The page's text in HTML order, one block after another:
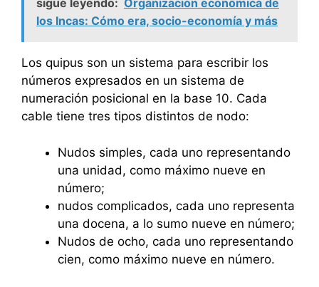
sigue leyendo: Organización económica de
los Incas: Cómo era, socio-economía y más
Los quipus son un sistema para escribir los
números expresados ​​en un sistema de
numeración posicional en la base 10. Cada
cable tiene tres tipos distintos de nodo:
Nudos simples, cada uno representando
una unidad, como máximo nueve en
número;
nudos complicados, cada uno representa
una docena, a lo sumo nueve en número;
Nudos de ocho, cada uno representando
cien, como máximo nueve en número.